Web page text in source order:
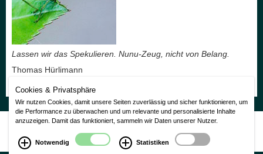
Lassen wir das Spekulieren. Nunu-Zeug, nicht von Belang.
Thomas Hürlimann
Nutzungsbedingungen|Impressum| Datenschutzerklärung
CMS Laurin Version 3.0
Cookies & Privatsphäre
Wir nutzen Cookies, damit unsere Seiten zuverlässig und sicher funktionieren, um
die Performance zu überwachen und um relevante und personalisierte Inhalte
anzuzeigen. Damit das funktioniert, sammeln wir Daten unserer Nutzer.
Notwendig Statistiken